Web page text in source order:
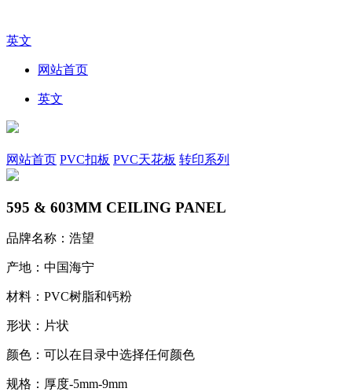
英文
网站首页
英文
网站首页 PVC扣板 PVC天花板 转印系列
595 & 603MM CEILING PANEL
品牌名称：浩望
产地：中国海宁
材料：PVC树脂和钙粉
形状：片状
颜色：可以在目录中选择任何颜色
规格：厚度-5mm-9mm